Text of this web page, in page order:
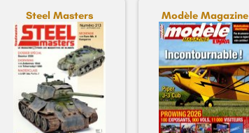
Steel Masters Modèle Magazine